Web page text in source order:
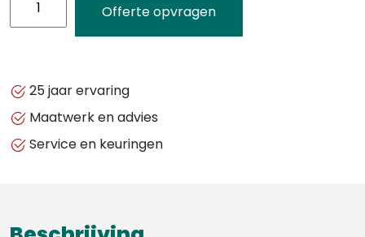
-
TIJDELIJKE
REDDINGSLIJN
Offerte opvragen
25 jaar ervaring
Maatwerk en advies
Service en keuringen